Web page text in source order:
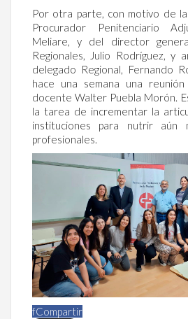
Por otra parte, con motivo de
Procurador Penitenciario
Meliare, y del director
Regionales, Julio Rodríguez, y
delegado Regional, Fernando
hace una semana una
docente Walter Puebla Morón.
la tarea de incrementar la
instituciones para nutrir aún
profesionales.
fCompartir